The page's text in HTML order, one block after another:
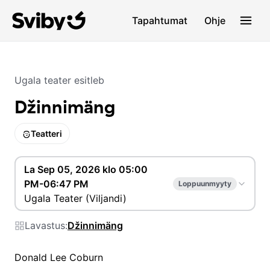
Tapahtumat Ohje
Ugala teater esitleb
Džinnimäng
Teatteri
La Sep 05, 2026 klo 05:00
PM-06:47 PM
Ugala Teater (Viljandi)
Loppuunmyyty
Lavastus:Džinnimäng
Donald Lee Coburn